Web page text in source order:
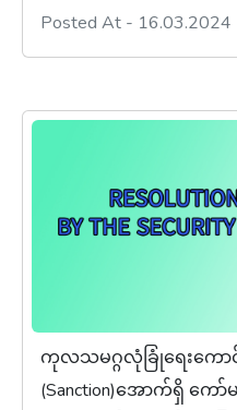
Posted At - 16.03.2024
ကုလသမဂ္ဂလုံခြုံရေးကေ
(Sanction)အောက်ရှိ ကေ